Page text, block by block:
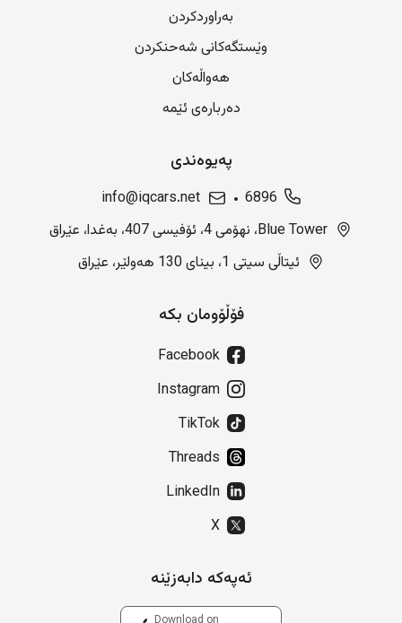
بەراوردکردن
وێستگەکانی شەحنکردن
هەواڵەکان
دەربارەی ئێمە
پەیوەندی
6896
info@iqcars.net
Blue Tower، نهۆمی 4، ئۆفیسی 407، بەغدا، عێراق
ئیتاڵی سیتی 1، بینای 130 هەولێر، عێراق
فۆڵۆومان بکە
Facebook
Instagram
TikTok
Threads
LinkedIn
X
ئەپەکە دابەزێنە